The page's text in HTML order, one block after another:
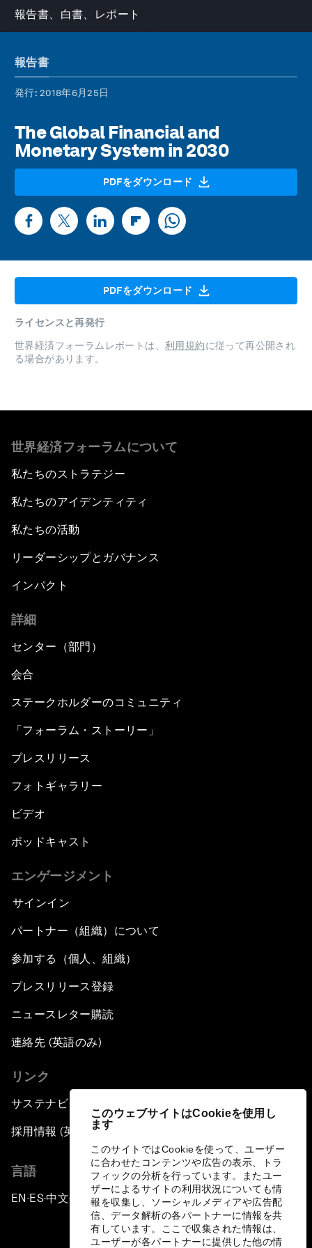
このウェブサイトはCookieを使用し
ます
このサイトではCookieを使って、ユーザー
に合わせたコンテンツや広告の表示、トラ
フィックの分析を行っています。またユー
ザーによるサイトの利用状況についても情
報を収集し、ソーシャルメディアや広告配
信、データ解析の各パートナーに情報を共
有しています。ここで収集された情報は、
ユーザーが各パートナーに提供した他の情
報告書、白書、レポート
報告書
発行: 2018年6月25日
The Global Financial and
Monetary System in 2030
PDFをダウンロード
PDFをダウンロード
ライセンスと再発行
世界経済フォーラムレポートは、 利用規約に従って再公開され
る場合があります。
世界経済フォーラムについて
私たちのストラテジー
私たちのアイデンティティ
私たちの活動
リーダーシップとガバナンス
インパクト
詳細
センター（部門）
会合
ステークホルダーのコミュニティ
「フォーラム・ストーリー」
プレスリリース
フォトギャラリー
ビデオ
ポッドキャスト
エンゲージメント
サインイン
パートナー（組織）について
参加する（個人、組織）
プレスリリース登録
ニュースレター購読
連絡先 (英語のみ)
リンク
サステナビリティへの取り組み
採用情報 (英語のみ)
言語
EN ▪ ES▪中文▪ 日本語